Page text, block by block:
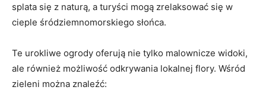
splata ⁤się ‍z‌ naturą, ⁤a turyści mogą zrelaksować się w
cieple‌ śródziemnomorskiego słońca.
Te urokliwe ogrody oferują nie⁣ tylko malownicze widoki,
ale również możliwość odkrywania lokalnej ⁣flory. ‍Wśród
zieleni⁢ można ⁣znaleźć: